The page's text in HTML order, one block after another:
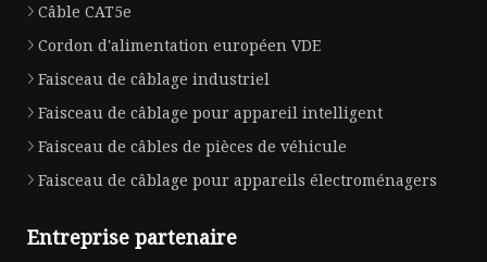
Câble CAT5e
Cordon d'alimentation européen VDE
Faisceau de câblage industriel
Faisceau de câblage pour appareil intelligent
Faisceau de câbles de pièces de véhicule
Faisceau de câblage pour appareils électroménagers
Entreprise partenaire